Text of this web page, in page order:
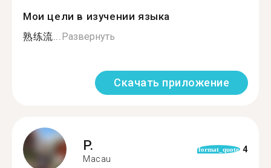
Мои цели в изучении языка
熟练流...Развернуть
Скачать приложение
P.
Macau
format_quote 4